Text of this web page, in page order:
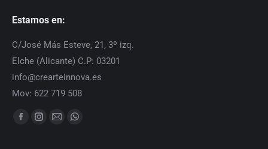
Estamos en:
C/José Más Esteve, 21, 3º izq.
Elche (Alicante) C.P: 03201
info@crearteinnova.es
Mov: 622 719 508
Find us on:
Facebook
Instagram
MailWhatsapp